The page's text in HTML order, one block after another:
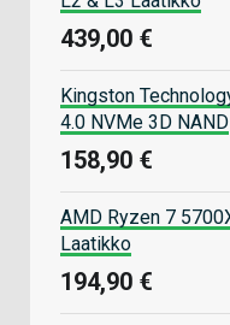
439,00 €
Kingston
4.0 NVMe 3D NAND
158,90 €
AMD Ryzen 7
Laatikko
194,90 €